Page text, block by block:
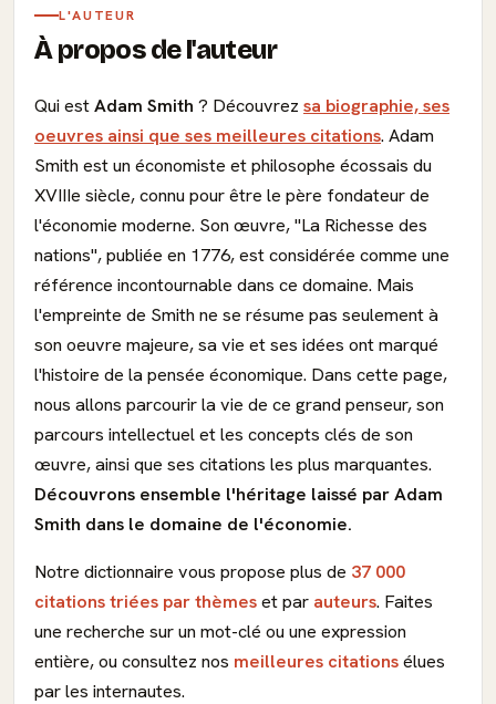
L'AUTEUR
À propos de l'auteur
Qui estAdam Smith ? Découvrez sa biographie, ses
oeuvres ainsi que ses meilleures citations. Adam
Smith est un économiste et philosophe écossais du
XVIIIe siècle, connu pour être le père fondateur de
l'économie moderne. Son œuvre, "La Richesse des
nations", publiée en 1776, est considérée comme une
référence incontournable dans ce domaine. Mais
l'empreinte de Smith ne se résume pas seulement à
son oeuvre majeure, sa vie et ses idées ont marqué
l'histoire de la pensée économique. Dans cette page,
nous allons parcourir la vie de ce grand penseur, son
parcours intellectuel et les concepts clés de son
œuvre, ainsi que ses citations les plus marquantes.
Découvrons ensemble l'héritage laissé par Adam
Smith dans le domaine de l'économie.
Notre dictionnaire vous propose plus de 37 000
citations triées par thèmeset par auteurs. Faites
une recherche sur un mot-clé ou une expression
entière, ou consultez nos meilleures citationsélues
par les internautes.